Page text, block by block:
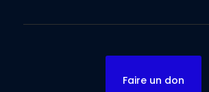
Faire un don